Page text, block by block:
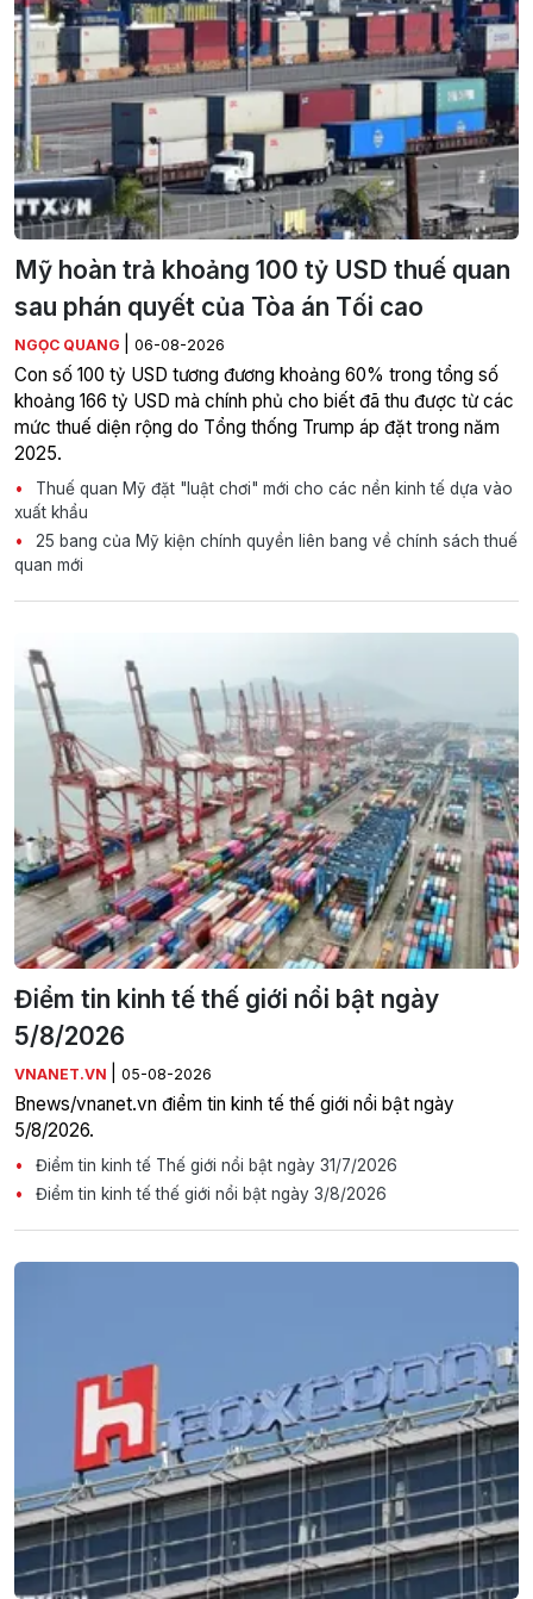
Mỹ hoàn trả khoảng 100 tỷ USD thuế quan
sau phán quyết của Tòa án Tối cao
NGỌC QUANG 06-08-2026
Con số 100 tỷ USD tương đương khoảng 60% trong tổng số
khoảng 166 tỷ USD mà chính phủ cho biết đã thu được từ các
mức thuế diện rộng do Tổng thống Trump áp đặt trong năm
2025.
Thuế quan Mỹ đặt "luật chơi" mới cho các nền kinh tế dựa vào
xuất khẩu
25 bang của Mỹ kiện chính quyền liên bang về chính sách thuế
quan mới
Điểm tin kinh tế thế giới nổi bật ngày
5/8/2026
VNANET.VN 05-08-2026
Bnews/vnanet.vn điểm tin kinh tế thế giới nổi bật ngày
5/8/2026.
Điểm tin kinh tế Thế giới nổi bật ngày 31/7/2026
Điểm tin kinh tế thế giới nổi bật ngày 3/8/2026